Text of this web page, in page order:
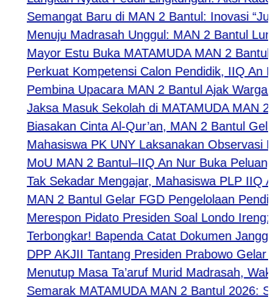
Semangat Baru di MAN 2 Bantul: Inovasi
Menuju Madrasah Unggul: MAN 2 Bantul
Mayor Estu Buka MATAMUDA MAN 2 Bantul
Perkuat Kompetensi Calon Pendidik, IIQ An
Pembina Upacara MAN 2 Bantul Ajak Warga
Jaksa Masuk Sekolah di MATAMUDA MAN 2
Biasakan Cinta Al-Qur’an, MAN 2 Bantul Gelar
Mahasiswa PK UNY Laksanakan Observasi
MoU MAN 2 Bantul–IIQ An Nur Buka Peluang
Tak Sekadar Mengajar, Mahasiswa PLP IIQ An
MAN 2 Bantul Gelar FGD Pengelolaan
Merespon Pidato Presiden Soal Londo Ireng:
​Terbongkar! Bapenda Catat Dokumen Janggal:
DPP AKJII Tantang Presiden Prabowo Gelar
Menutup Masa Ta’aruf Murid Madrasah, Waka
Semarak MATAMUDA MAN 2 Bantul 2026: